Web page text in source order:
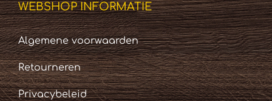
WEBSHOP INFORMATIE
Algemene voorwaarden
Retourneren
Privacybeleid